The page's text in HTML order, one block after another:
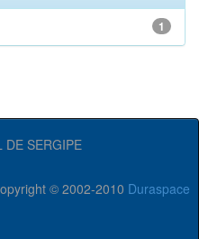
1
DE SERGIPE
© 2002-2010 Duraspace